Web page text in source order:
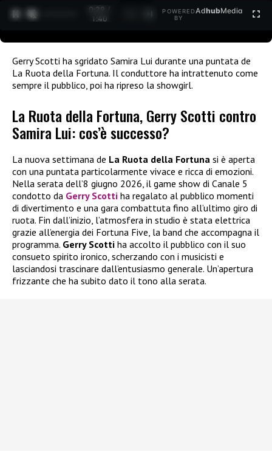
0:30 /
1:40
POWERED
BY
AdhubMedia
Gerry Scotti ha sgridato Samira Lui durante una puntata de
La Ruota della Fortuna. Il conduttore ha intrattenuto come
sempre il pubblico, poi ha ripreso la showgirl.
La Ruota della Fortuna, Gerry Scotti contro
Samira Lui: cos’è successo?
La nuova settimana de La Ruota della Fortuna si è aperta
con una puntata particolarmente vivace e ricca di emozioni.
Nella serata dell’8 giugno 2026, il game show di Canale 5
condotto da Gerry Scotti ha regalato al pubblico momenti
di divertimento e una gara combattuta fino all’ultimo giro di
ruota. Fin dall’inizio, l’atmosfera in studio è stata elettrica
grazie all’energia dei Fortuna Five, la band che accompagna il
programma. Gerry Scotti ha accolto il pubblico con il suo
consueto spirito ironico, scherzando con i musicisti e
lasciandosi trascinare dall’entusiasmo generale. Un’apertura
frizzante che ha subito dato il tono alla serata.